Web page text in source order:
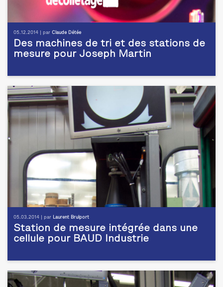
05.12.2014 | par Claude Détée
Des machines de tri et des stations de
mesure pour Joseph Martin
05.03.2014 | par Laurent Brulport
Station de mesure intégrée dans une
cellule pour BAUD Industrie